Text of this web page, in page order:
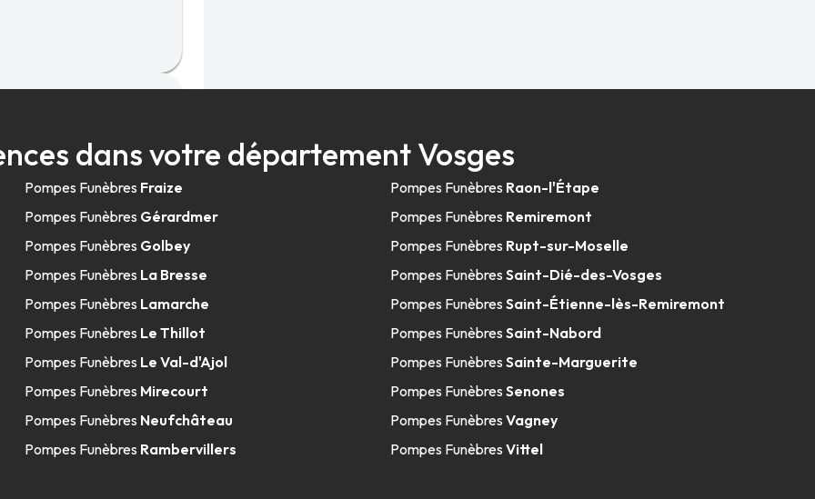
Bruyères
dans votre département Vosges
Pompes Funèbres Fraize
Pompes Funèbres Gérardmer
Pompes Funèbres Golbey
Pompes Funèbres La Bresse
Pompes Funèbres Lamarche
Pompes Funèbres Le Thillot
Pompes Funèbres Le Val-d'Ajol
Pompes Funèbres Mirecourt
Pompes Funèbres Neufchâteau
Pompes Funèbres Rambervillers
Pompes Funèbres Raon-l'Étape
Pompes Funèbres Remiremont
Pompes Funèbres Rupt-sur-Moselle
Pompes FunèbresSaint-Dié-des-Vosges
Pompes FunèbresSaint-Étienne-lès-Remiremont
Pompes FunèbresSaint-Nabord
Pompes FunèbresSainte-Marguerite
Pompes FunèbresSenones
Pompes FunèbresVagney
Pompes FunèbresVittel